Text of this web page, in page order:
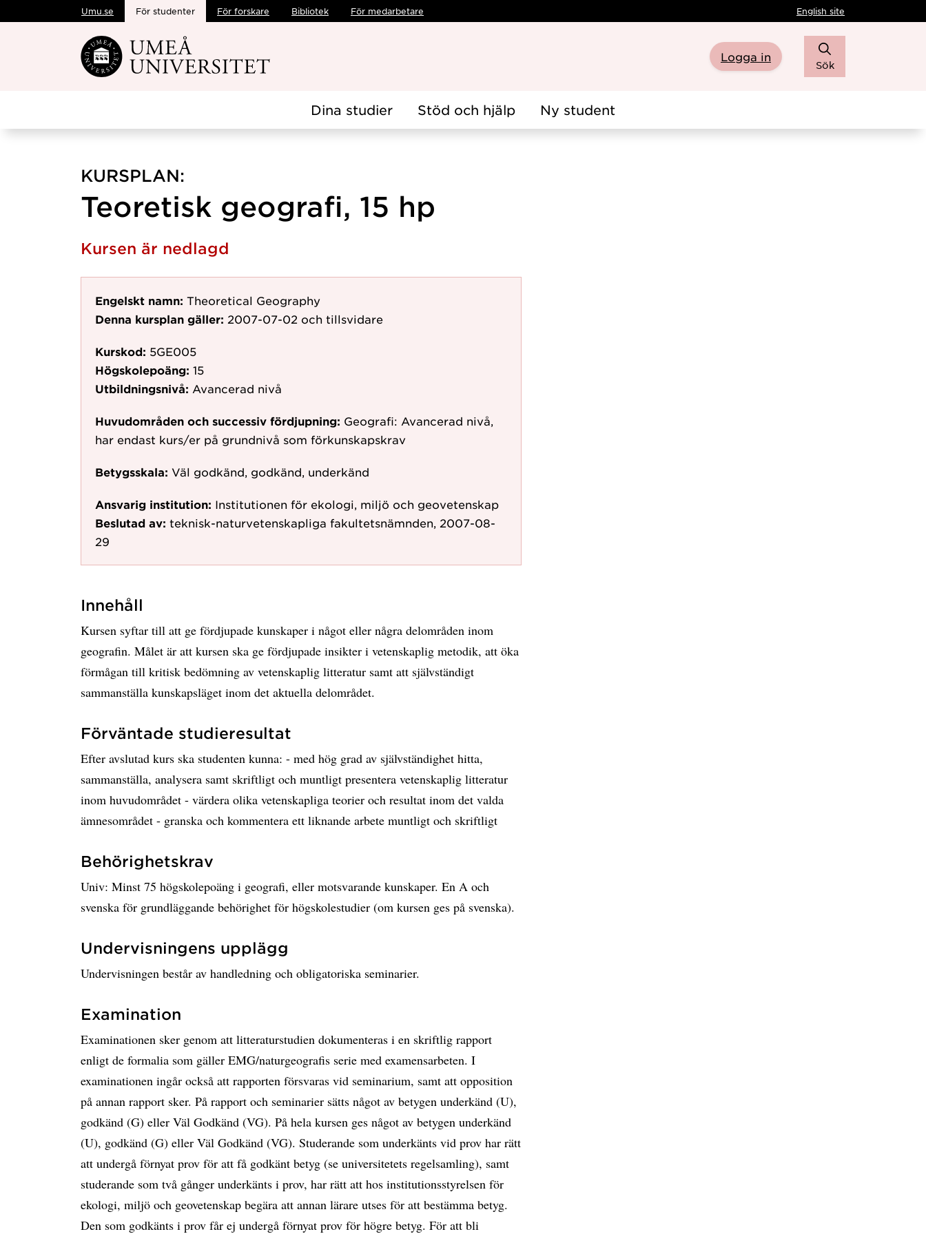
Hoppa direkt till innehållet
Umu.se För studenter För forskare Bibliotek För medarbetare English site
Logga in
Sök
Dina studier Stöd och hjälp Ny student
KURSPLAN:
Teoretisk geografi, 15 hp
Kursen är nedlagd
Engelskt namn: Theoretical Geography
Denna kursplan gäller: 2007-07-02 och tillsvidare
Kurskod: 5GE005
Högskolepoäng: 15
Utbildningsnivå: Avancerad nivå
Huvudområden och successiv fördjupning: Geografi: Avancerad nivå,
har endast kurs/er på grundnivå som förkunskapskrav
Betygsskala: Väl godkänd, godkänd, underkänd
Ansvarig institution: Institutionen för ekologi, miljö och geovetenskap
Beslutad av: teknisk-naturvetenskapliga fakultetsnämnden, 2007-08-
29
Innehåll
Kursen syftar till att ge fördjupade kunskaper i något eller några delområden inom
geografin. Målet är att kursen ska ge fördjupade insikter i vetenskaplig metodik, att öka
förmågan till kritisk bedömning av vetenskaplig litteratur samt att självständigt
sammanställa kunskapsläget inom det aktuella delområdet.
Förväntade studieresultat
Efter avslutad kurs ska studenten kunna: - med hög grad av självständighet hitta,
sammanställa, analysera samt skriftligt och muntligt presentera vetenskaplig litteratur
inom huvudområdet - värdera olika vetenskapliga teorier och resultat inom det valda
ämnesområdet - granska och kommentera ett liknande arbete muntligt och skriftligt
Behörighetskrav
Univ: Minst 75 högskolepoäng i geografi, eller motsvarande kunskaper. En A och
svenska för grundläggande behörighet för högskolestudier (om kursen ges på svenska).
Undervisningens upplägg
Undervisningen består av handledning och obligatoriska seminarier.
Examination
Examinationen sker genom att litteraturstudien dokumenteras i en skriftlig rapport
enligt de formalia som gäller EMG/naturgeografis serie med examensarbeten. I
examinationen ingår också att rapporten försvaras vid seminarium, samt att opposition
på annan rapport sker. På rapport och seminarier sätts något av betygen underkänd (U),
godkänd (G) eller Väl Godkänd (VG). På hela kursen ges något av betygen underkänd
(U), godkänd (G) eller Väl Godkänd (VG). Studerande som underkänts vid prov har rätt
att undergå förnyat prov för att få godkänt betyg (se universitetets regelsamling), samt
studerande som två gånger underkänts i prov, har rätt att hos institutionsstyrelsen för
ekologi, miljö och geovetenskap begära att annan lärare utses för att bestämma betyg.
Den som godkänts i prov får ej undergå förnyat prov för högre betyg. För att bli